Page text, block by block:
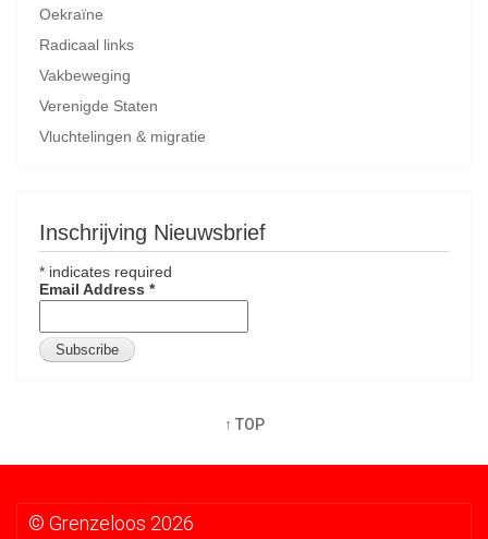
Oekraïne
Radicaal links
Vakbeweging
Verenigde Staten
Vluchtelingen & migratie
Inschrijving Nieuwsbrief
* indicates required
Email Address *
↑ TOP
© Grenzeloos 2026